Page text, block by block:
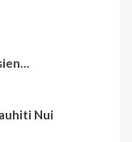
Nui